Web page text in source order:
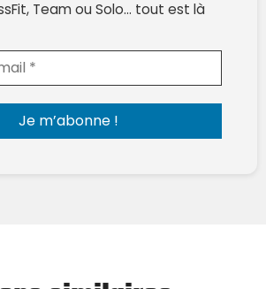
Team ou Solo… tout est là